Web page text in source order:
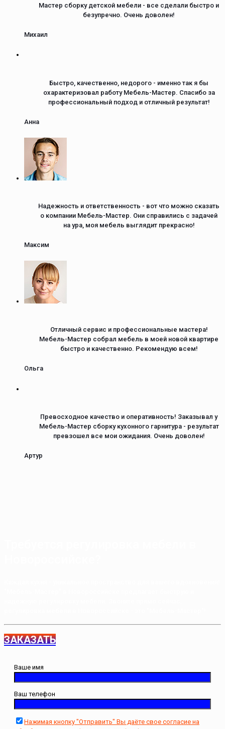
Мастер сборку детской мебели - все сделали быстро и
безупречно. Очень доволен!
Михаил
Быстро, качественно, недорого - именно так я бы
охарактеризовал работу Мебель-Мастер. Спасибо за
профессиональный подход и отличный результат!
Анна
Надежность и ответственность - вот что можно сказать
о компании Мебель-Мастер. Они справились с задачей
на ура, моя мебель выглядит прекрасно!
Максим
Отличный сервис и профессиональные мастера!
Мебель-Мастер собрал мебель в моей новой квартире
быстро и качественно. Рекомендую всем!
Ольга
Превосходное качество и оперативность! Заказывал у
Мебель-Мастер сборку кухонного гарнитура - результат
превзошел все мои ожидания. Очень доволен!
Артур
ЗАКАЗАТЬ
Ваше имя
Ваш телефон
Нажимая кнопку "Отправить" Вы даёте свое согласие на